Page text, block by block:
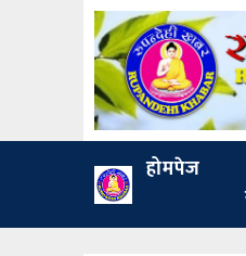
होमपेज